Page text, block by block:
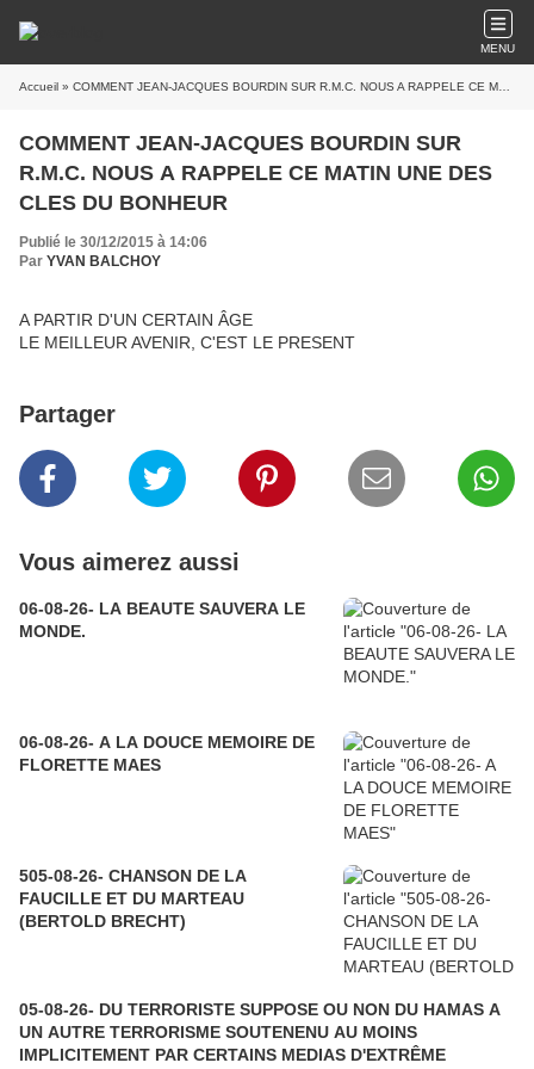
MENU
Accueil » COMMENT JEAN-JACQUES BOURDIN SUR R.M.C. NOUS A RAPPELE CE MATIN UNE DES CLES DU BONHEUR
COMMENT JEAN-JACQUES BOURDIN SUR
R.M.C. NOUS A RAPPELE CE MATIN UNE DES
CLES DU BONHEUR
Publié le 30/12/2015 à 14:06
Par YVAN BALCHOY
A PARTIR D'UN CERTAIN ÂGE
LE MEILLEUR AVENIR, C'EST LE PRESENT
Partager
Vous aimerez aussi
06-08-26- LA BEAUTE SAUVERA LE
MONDE.
06-08-26- A LA DOUCE MEMOIRE DE
FLORETTE MAES
505-08-26- CHANSON DE LA
FAUCILLE ET DU MARTEAU
(BERTOLD BRECHT)
05-08-26- DU TERRORISTE SUPPOSE OU NON DU HAMAS A
UN AUTRE TERRORISME SOUTENENU AU MOINS
IMPLICITEMENT PAR CERTAINS MEDIAS D'EXTRÊME